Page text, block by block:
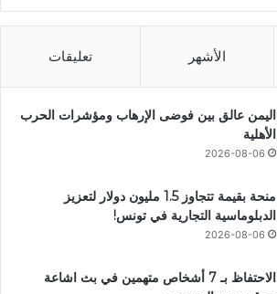
الأشهر تعليقات
اليمن عالق بين فوضى الإرهاب ومؤشرات الحرب
الأهلية
2026-08-06
منحة بقيمة تتجاوز 1.5 مليون دولار لتعزيز
الدبلوماسية التجارية في تونس!
2026-08-06
الاحتفاظ بـ 7 أشخاص متهمين في بث اشاعة